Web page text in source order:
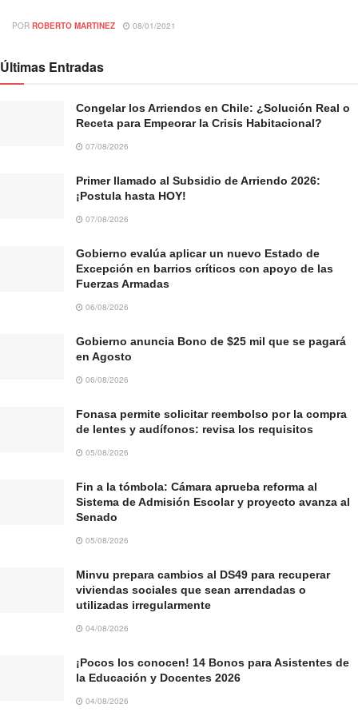
POR ROBERTO MARTINEZ 08/01/2021
Últimas Entradas
Congelar los Arriendos en Chile: ¿Solución Real o
Receta para Empeorar la Crisis Habitacional?
07/08/2026
Primer llamado al Subsidio de Arriendo 2026:
¡Postula hasta HOY!
07/08/2026
Gobierno evalúa aplicar un nuevo Estado de
Excepción en barrios críticos con apoyo de las
Fuerzas Armadas
06/08/2026
Gobierno anuncia Bono de $25 mil que se pagará
en Agosto
06/08/2026
Fonasa permite solicitar reembolso por la compra
de lentes y audífonos: revisa los requisitos
05/08/2026
Fin a la tómbola: Cámara aprueba reforma al
Sistema de Admisión Escolar y proyecto avanza al
Senado
05/08/2026
Minvu prepara cambios al DS49 para recuperar
viviendas sociales que sean arrendadas o
utilizadas irregularmente
04/08/2026
¡Pocos los conocen! 14 Bonos para Asistentes de
la Educación y Docentes 2026
04/08/2026